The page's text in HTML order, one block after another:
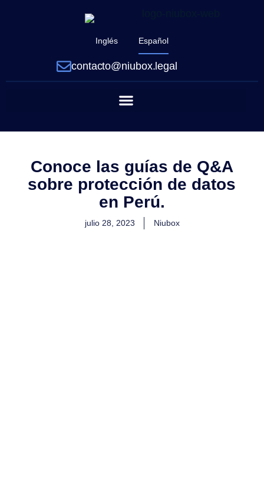
contacto@niubox.legal
Inglés Español
Conoce las guías de Q&A
sobre protección de datos
en Perú.
julio 28, 2023 Niubox